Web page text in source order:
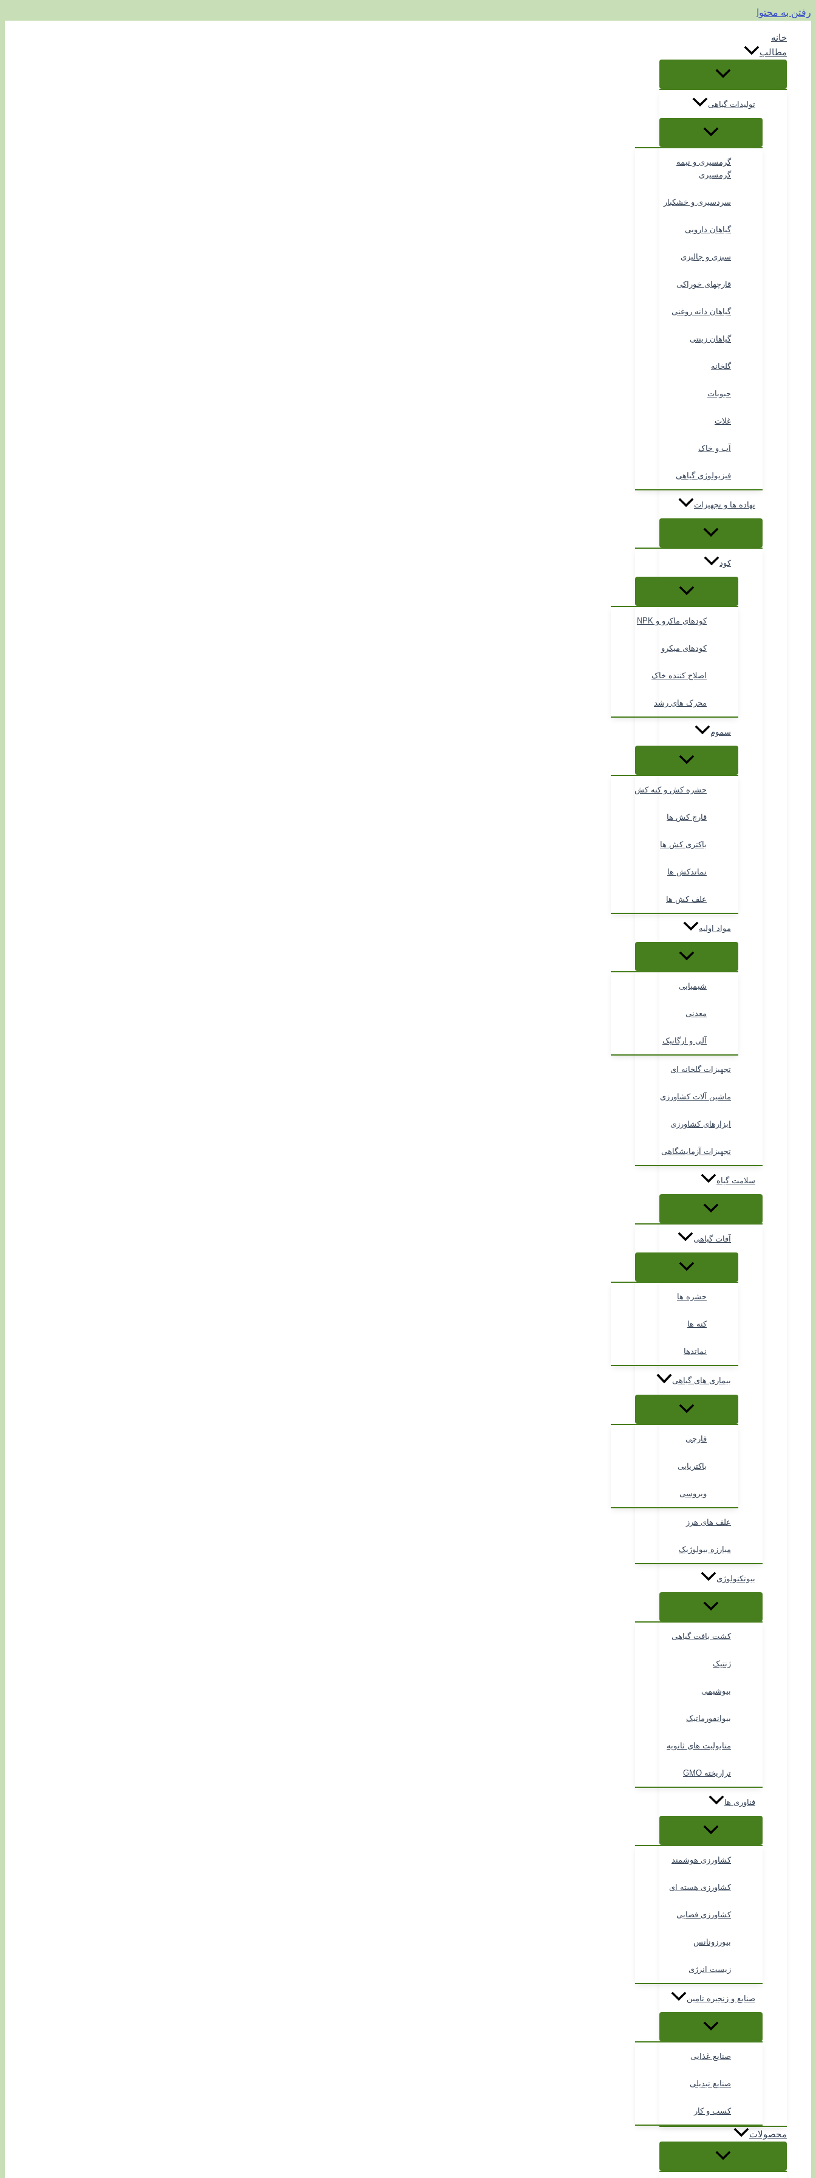
رفتن به محتوا
خانه
مطالب
تولیدات گیاهی
گرمسیری و نیمه
گرمسیری
سردسیری و خشکبار
گیاهان دارویی
سبزی و جالیزی
قارچهای خوراکی
گیاهان دانه روغنی
گیاهان زینتی
گلخانه
حبوبات
غلات
آب و خاک
فیزیولوژی گیاهی
نهاده ها و تجهیزات
کود
کودهای ماکرو و NPK
کودهای میکرو
اصلاح کننده خاک
محرک های رشد
سموم
حشره کش و کنه کش
قارچ کش ها
باکتری کش ها
نماتدکش ها
علف کش ها
مواد اولیه
شیمیایی
معدنی
آلی و ارگانیک
تجهیزات گلخانه ای
ماشین آلات کشاورزی
ابزارهای کشاورزی
تجهیزات آزمایشگاهی
سلامت گیاه
آفات گیاهی
حشره ها
کنه ها
نماتدها
بیماری های گیاهی
قارچی
باکتریایی
ویروسی
علف های هرز
مبارزه بیولوژیک
بیوتکنولوژی
کشت بافت گیاهی
ژنتیک
بیوشیمی
بیوانفورماتیک
متابولیت های ثانویه
تراریخته GMO
فناوری ها
کشاورزی هوشمند
کشاورزی هسته ای
کشاورزی فضایی
بیورزونانس
زیست انرژی
صنایع و زنجیره تامین
صنایع غذایی
صنایع تبدیلی
کسب و کار
محصولات